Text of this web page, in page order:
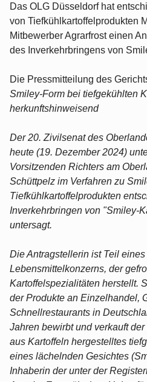
Das OLG Düsseldorf hat
von Tiefkühlkartoffelprodukten
Mitbewerber Agrarfrost einen
des Inverkehrbringens von
Die Pressmitteilung des
Smiley-Form bei tiefgekühlten
herkunftshinweisend
Der 20. Zivilsenat des
heute (19. Dezember 2024)
Vorsitzenden Richters am
Schüttpelz im Verfahren zu
Tiefkühlkartoffelprodukten
Inverkehrbringen von "Smiley-
untersagt.
Die Antragstellerin ist Teil
Lebensmittelkonzerns, der
Kartoffelspezialitäten herstellt.
der Produkte an Einzelhandel,
Schnellrestaurants in
Jahren bewirbt und verkauft
aus Kartoffeln hergestelltes
eines lächelnden Gesichtes
Inhaberin der unter der